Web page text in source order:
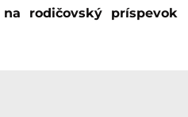
na rodičovský príspevok